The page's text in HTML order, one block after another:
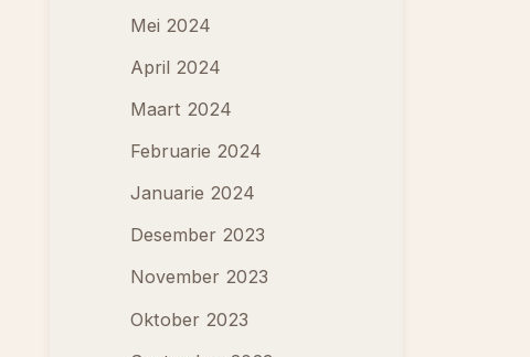
Mei 2024
April 2024
Maart 2024
Februarie 2024
Januarie 2024
Desember 2023
November 2023
Oktober 2023